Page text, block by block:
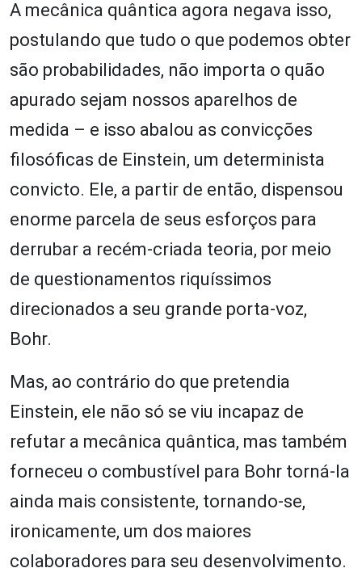
A mecânica quântica agora negava isso,
postulando que tudo o que podemos obter
são probabilidades, não importa o quão
apurado sejam nossos aparelhos de
medida – e isso abalou as convicções
filosóficas de Einstein, um determinista
convicto. Ele, a partir de então, dispensou
enorme parcela de seus esforços para
derrubar a recém-criada teoria, por meio
de questionamentos riquíssimos
direcionados a seu grande porta-voz,
Bohr.
Mas, ao contrário do que pretendia
Einstein, ele não só se viu incapaz de
refutar a mecânica quântica, mas também
forneceu o combustível para Bohr torná-la
ainda mais consistente, tornando-se,
ironicamente, um dos maiores
colaboradores para seu desenvolvimento.